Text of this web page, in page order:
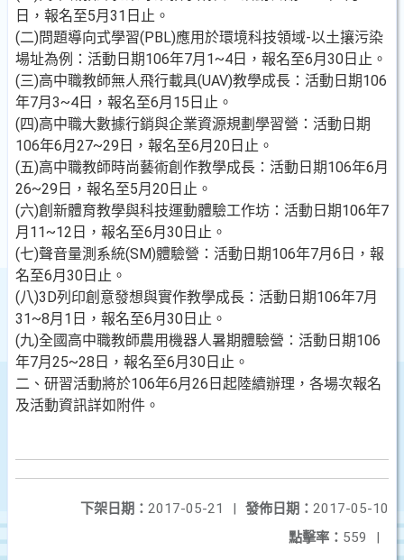
日，報名至5月31日止。
(二)問題導向式學習(PBL)應用於環境科技領域-以土攘污染
場址為例：活動日期106年7月1~4日，報名至6月30日止。
(三)高中職教師無人飛行載具(UAV)教學成長：活動日期106
年7月3~4日，報名至6月15日止。
(四)高中職大數據行銷與企業資源規劃學習營：活動日期
106年6月27~29日，報名至6月20日止。
(五)高中職教師時尚藝術創作教學成長：活動日期106年6月
26~29日，報名至5月20日止。
(六)創新體育教學與科技運動體驗工作坊：活動日期106年7
月11~12日，報名至6月30日止。
(七)聲音量測系統(SM)體驗營：活動日期106年7月6日，報
名至6月30日止。
(八)3D列印創意發想與實作教學成長：活動日期106年7月
31~8月1日，報名至6月30日止。
(九)全國高中職教師農用機器人暑期體驗營：活動日期106
年7月25~28日，報名至6月30日止。
二、研習活動將於106年6月26日起陸續辦理，各場次報名
及活動資訊詳如附件。
發佈日期： 2017-05-10
下架日期： 2017-05-21
|
點擊率： 559 |